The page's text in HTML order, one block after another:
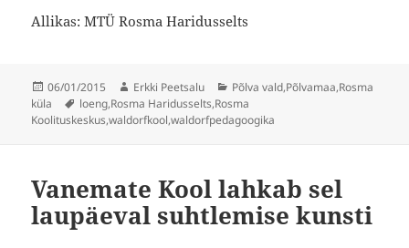
Allikas: MTÜ Rosma Haridusselts
Postitatud
06/01/2015 Autor
Erkki Peetsalu Rubriigid
Põlva vald,Põlvamaa,Rosma
küla
Sildid
loeng,Rosma Haridusselts,Rosma
Koolituskeskus,waldorfkool,waldorfpedagoogika
Vanemate Kool lahkab sel
laupäeval suhtlemise kunsti